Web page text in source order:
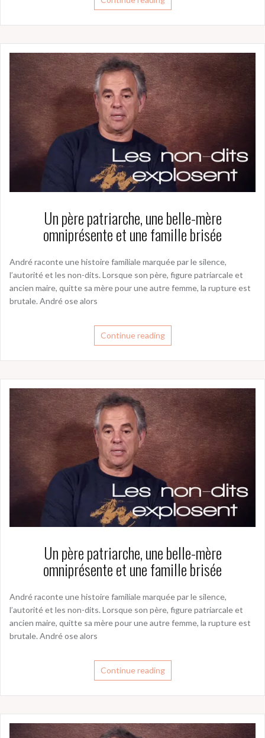
Un père patriarche, une belle-mère
omniprésente et une famille brisée
André raconte une histoire familiale marquée par le silence,
l’autorité et les non-dits. Lorsque son père, figure patriarcale et
ancien maire, quitte sa mère pour une autre femme, la rupture est
brutale. André ose alors
Continue reading
Un père patriarche, une belle-mère
omniprésente et une famille brisée
André raconte une histoire familiale marquée par le silence,
l’autorité et les non-dits. Lorsque son père, figure patriarcale et
ancien maire, quitte sa mère pour une autre femme, la rupture est
brutale. André ose alors
Continue reading